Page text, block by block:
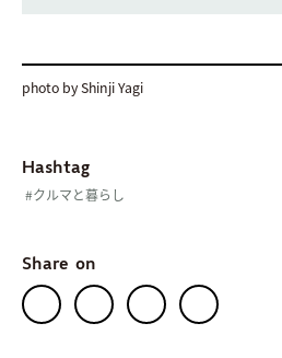
photo by Shinji Yagi
Hashtag
#クルマと暮らし
Share on